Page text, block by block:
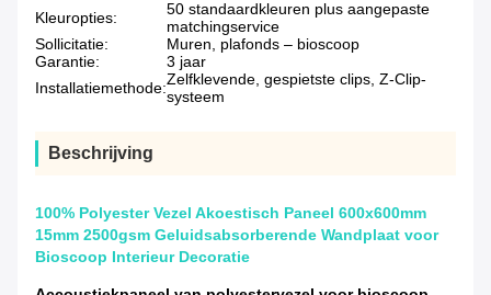
Kleuropties:
50 standaardkleuren plus aangepaste
matchingservice
Sollicitatie:
Muren, plafonds – bioscoop
Garantie:
3 jaar
Installatiemethode:Zelfklevende, gespietste clips, Z-Clip-
systeem
Beschrijving
100% Polyester Vezel Akoestisch Paneel 600x600mm
15mm 2500gsm Geluidsabsorberende Wandplaat voor
Bioscoop Interieur Decoratie